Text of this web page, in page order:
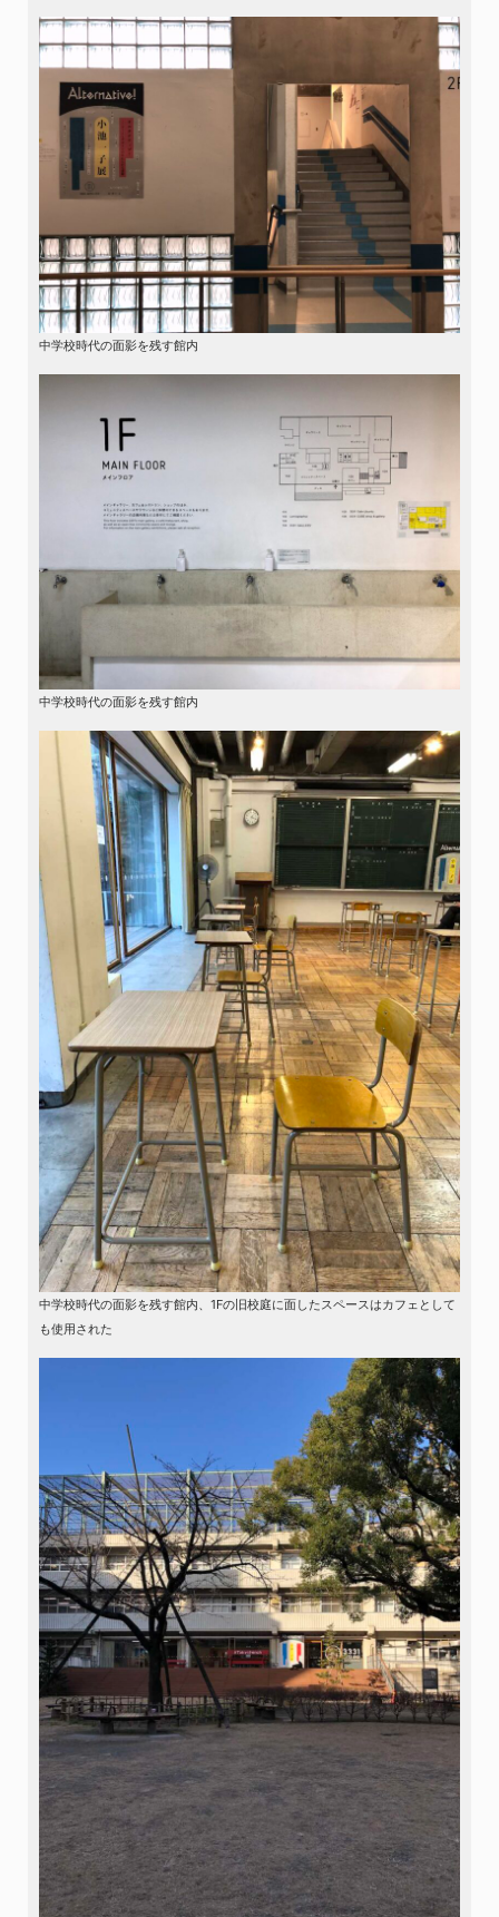
中学校時代の面影を残す館内
中学校時代の面影を残す館内
中学校時代の面影を残す館内、1Fの旧校庭に面したスペースはカフェとして
も使用された